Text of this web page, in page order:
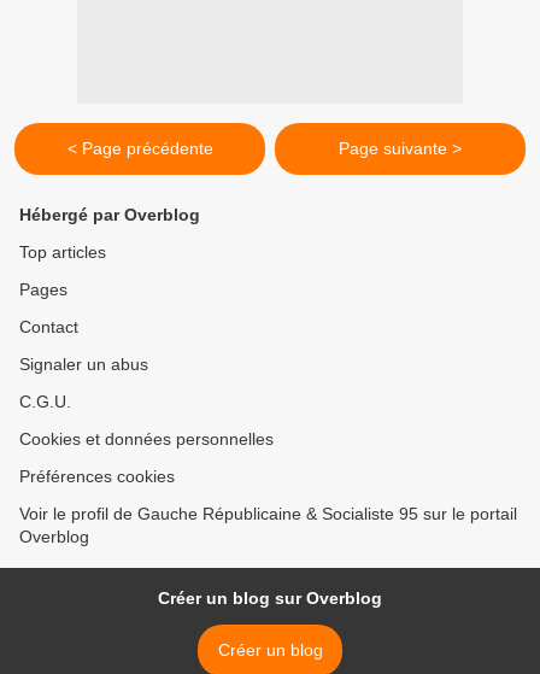
< Page précédente Page suivante >
Hébergé par Overblog
Top articles
Pages
Contact
Signaler un abus
C.G.U.
Cookies et données personnelles
Préférences cookies
Voir le profil de Gauche Républicaine & Socialiste 95 sur le portail
Overblog
Créer un blog sur Overblog
Créer un blog